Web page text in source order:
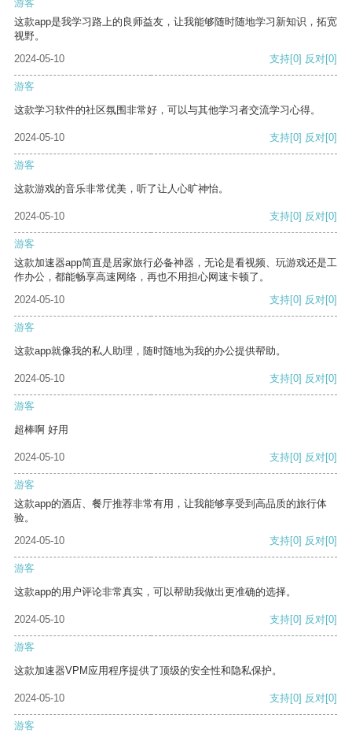
游客
这款app是我学习路上的良师益友，让我能够随时随地学习新知识，拓宽
视野。
2024-05-10
支持[0] 反对[0]
游客
这款学习软件的社区氛围非常好，可以与其他学习者交流学习心得。
2024-05-10 支持[0] 反对[0]
游客
这款游戏的音乐非常优美，听了让人心旷神怡。
2024-05-10 支持[0] 反对[0]
游客
这款加速器app简直是居家旅行必备神器，无论是看视频、玩游戏还是工
作办公，都能畅享高速网络，再也不用担心网速卡顿了。
2024-05-10
支持[0] 反对[0]
游客
这款app就像我的私人助理，随时随地为我的办公提供帮助。
2024-05-10 支持[0] 反对[0]
游客
超棒啊 好用
2024-05-10 支持[0] 反对[0]
游客
这款app的酒店、餐厅推荐非常有用，让我能够享受到高品质的旅行体
验。
2024-05-10
支持[0] 反对[0]
游客
这款app的用户评论非常真实，可以帮助我做出更准确的选择。
2024-05-10 支持[0] 反对[0]
游客
这款加速器VPM应用程序提供了顶级的安全性和隐私保护。
2024-05-10 支持[0] 反对[0]
游客